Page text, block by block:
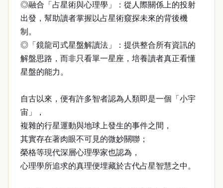
◎融合「占星術與心理學」：從人際關係上的投射
出發，幫助讀者掌握以占星術窺探未來的背後機
制。
◎「鏡龍司式星盤解讀法」：提供整合所有資訊的
解盤思路，而非只看單一星座，培養讀者真正看懂
星盤的能力。
自古以來，便有許多智者認為人類即是一個「小宇
宙」，
複雜的行星運動與地球上發生的事件之間，
其實存在著肉眼不可見的微妙關聯；
榮格等現代深層心理學家也認為，
心理學所追求的真理便埋藏於古代占星智慧之中。